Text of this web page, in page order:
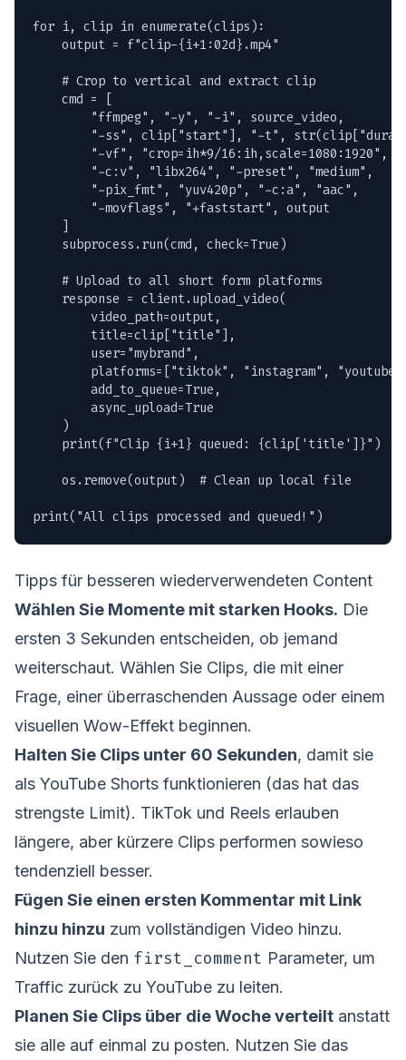
for i, clip in enumerate(clips):
    output = f"clip-{i+1:02d}.mp4"
    # Crop to vertical and extract clip
    cmd = [
        "ffmpeg", "-y", "-i", source_video,
"-ss", clip["start"], "-t",
        "-vf", "crop=ih*9/16:ih,scale=1080:1920",
        "-c:v", "libx264", "-preset", "medium",
        "-pix_fmt", "yuv420p", "-c:a", "aac",
        "-movflags", "+faststart", output
    ]
    subprocess.run(cmd, check=True)
    # Upload to all short form platforms
    response = client.upload_video(
        video_path=output,
        title=clip["title"],
        user="mybrand",
platforms=["tiktok", "instagram",
        add_to_queue=True,
        async_upload=True
    )
    print(f"Clip {i+1} queued: {clip['title']}")
    os.remove(output)  # Clean up local file
print("All clips processed and queued!")
Tipps für besseren wiederverwendeten Content
Wählen Sie Momente mit starken Hooks. Die
ersten 3 Sekunden entscheiden, ob jemand
weiterschaut. Wählen Sie Clips, die mit einer
Frage, einer überraschenden Aussage oder einem
visuellen Wow-Effekt beginnen.
Halten Sie Clips unter 60 Sekunden, damit sie
als YouTube Shorts funktionieren (das hat das
strengste Limit). TikTok und Reels erlauben
längere, aber kürzere Clips performen sowieso
tendenziell besser.
Fügen Sie einen ersten Kommentar mit Link
hinzu hinzu zum vollständigen Video hinzu.
Nutzen Sie den first_comment Parameter, um
Traffic zurück zu YouTube zu leiten.
Planen Sie Clips über die Woche verteilt anstatt
sie alle auf einmal zu posten. Nutzen Sie das